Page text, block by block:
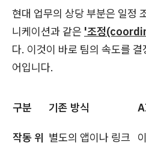
현대 업무의 상당 부분은 일정
니케이션과 같은 '조정
다. 이것이 바로 팀의 속도를
어입니다.
구분 기존 방식
작동 위 별도의 앱이나 링크